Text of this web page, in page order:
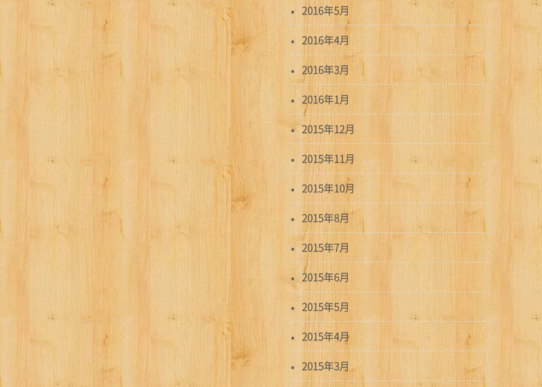
2016年5月
2016年4月
2016年3月
2016年1月
2015年12月
2015年11月
2015年10月
2015年8月
2015年7月
2015年6月
2015年5月
2015年4月
2015年3月